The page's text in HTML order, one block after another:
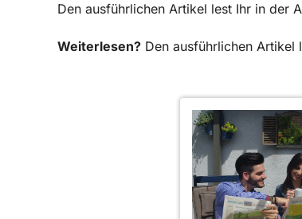
Den ausführlichen Artikel lest Ihr in der
Weiterlesen? Den ausführlichen Artikel